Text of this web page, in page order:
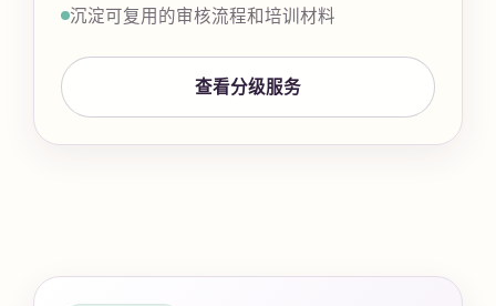
沉淀可复用的审核流程和培训材料
查看分级服务